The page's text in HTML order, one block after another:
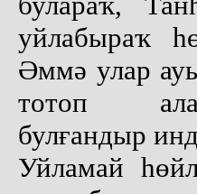
уйлабыраҡ
Әммә улар
тотоп ала
булғандыр
Уйламай